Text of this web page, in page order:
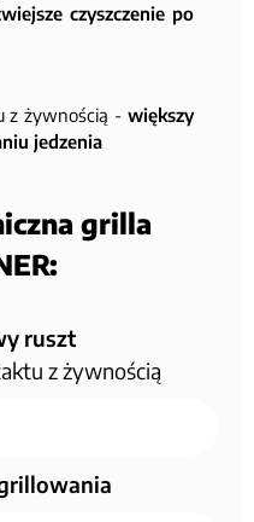
czyszczenie po
z żywnością - większy
jedzenia
grilla
ruszt
z żywnością